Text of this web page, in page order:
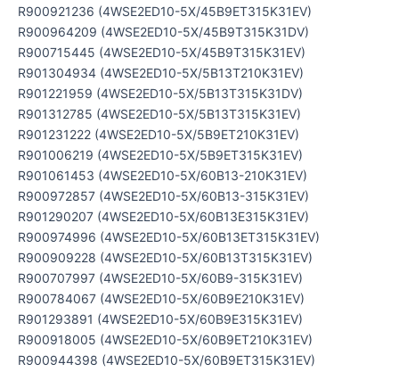
R900921236 (4WSE2ED10-5X/45B9ET315K31EV)
R900964209 (4WSE2ED10-5X/45B9T315K31DV)
R900715445 (4WSE2ED10-5X/45B9T315K31EV)
R901304934 (4WSE2ED10-5X/5B13T210K31EV)
R901221959 (4WSE2ED10-5X/5B13T315K31DV)
R901312785 (4WSE2ED10-5X/5B13T315K31EV)
R901231222 (4WSE2ED10-5X/5B9ET210K31EV)
R901006219 (4WSE2ED10-5X/5B9ET315K31EV)
R901061453 (4WSE2ED10-5X/60B13-210K31EV)
R900972857 (4WSE2ED10-5X/60B13-315K31EV)
R901290207 (4WSE2ED10-5X/60B13E315K31EV)
R900974996 (4WSE2ED10-5X/60B13ET315K31EV)
R900909228 (4WSE2ED10-5X/60B13T315K31EV)
R900707997 (4WSE2ED10-5X/60B9-315K31EV)
R900784067 (4WSE2ED10-5X/60B9E210K31EV)
R901293891 (4WSE2ED10-5X/60B9E315K31EV)
R900918005 (4WSE2ED10-5X/60B9ET210K31EV)
R900944398 (4WSE2ED10-5X/60B9ET315K31EV)